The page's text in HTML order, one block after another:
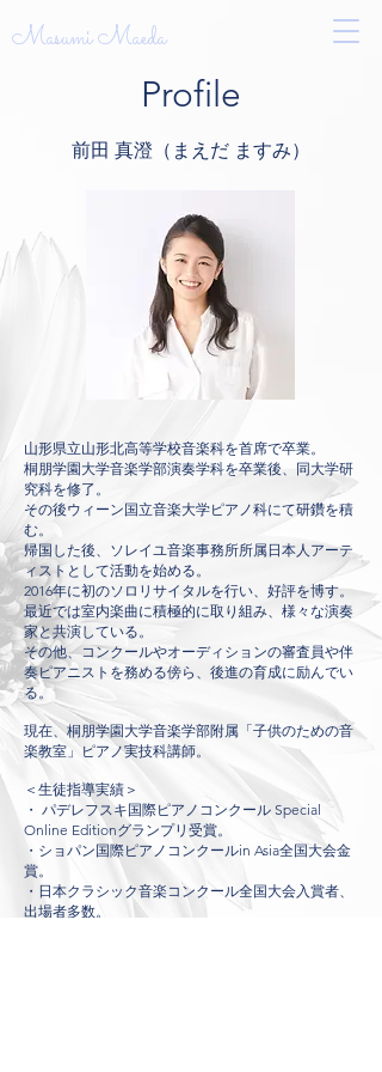
Masumi Maeda
​Profile
​前田 真澄（まえだ ますみ）
山形県立山形北高等学校音楽科を首席で卒業。
桐朋学園大学音楽学部演奏学科を卒業後、同大学研
究科を修了。
その後ウィーン国立音楽大学ピアノ科にて研鑽を積
む。
帰国した後、ソレイユ音楽事務所所属日本人アーテ
ィストとして活動を始める。
2016年に初のソロリサイタルを行い、好評を博す。
最近では室内楽曲に積極的に取り組み、様々な演奏
家と共演している。
その他、コンクールやオーディションの審査員や伴
奏ピアニストを務める傍ら、後進の育成に励んでい
る。
現在、桐朋学園大学音楽学部附属「子供のための音
楽教室」ピアノ実技科講師。​
＜生徒指導実績＞
・ パデレフスキ国際ピアノコンクール Special
Online Editionグランプリ受賞。
・ショパン国際ピアノコンクールin Asia全国大会金
賞。
・日本クラシック音楽コンクール全国大会入賞者、
出場者多数。